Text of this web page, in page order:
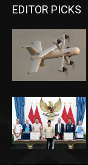
EDITOR PICKS